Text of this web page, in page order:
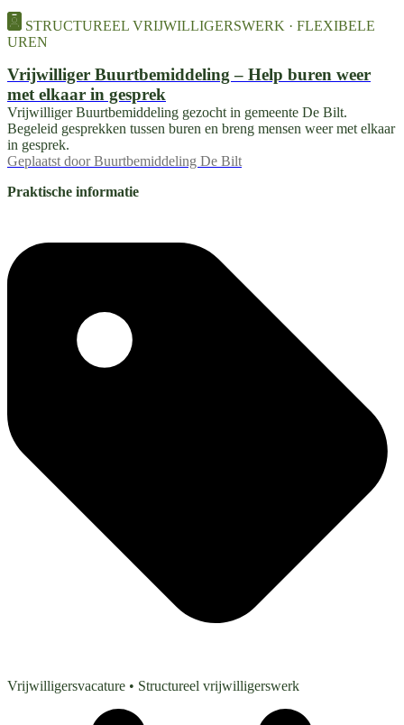
STRUCTUREEL VRIJWILLIGERSWERK · FLEXIBELE
UREN
Vrijwilliger Buurtbemiddeling – Help buren weer
met elkaar in gesprek
Vrijwilliger Buurtbemiddeling gezocht in gemeente De Bilt.
Begeleid gesprekken tussen buren en breng mensen weer met elkaar
in gesprek.
Geplaatst door Buurtbemiddeling De Bilt
Praktische informatie
Vrijwilligersvacature • Structureel vrijwilligerswerk